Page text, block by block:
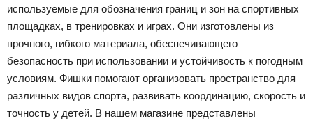
используемые для обозначения границ и зон на спортивных
площадках, в тренировках и играх. Они изготовлены из
прочного, гибкого материала, обеспечивающего
безопасность при использовании и устойчивость к погодным
условиям. Фишки помогают организовать пространство для
различных видов спорта, развивать координацию, скорость и
точность у детей. В нашем магазине представлены